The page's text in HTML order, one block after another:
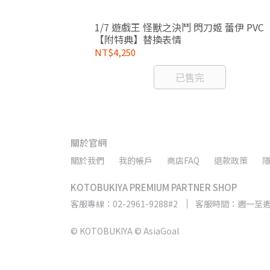
1/7 遊戲王 怪獸之決鬥 閃刀姬 蕾伊 PVC
【附特典】替換表情
NT$4,250
已售完
關於官網
關於我們 我的帳戶 商店FAQ 退款政策
KOTOBUKIYA PREMIUM PARTNER SHOP
客服專線：02-2961-9288#2 客服時間：週一至
© KOTOBUKIYA © AsiaGoal